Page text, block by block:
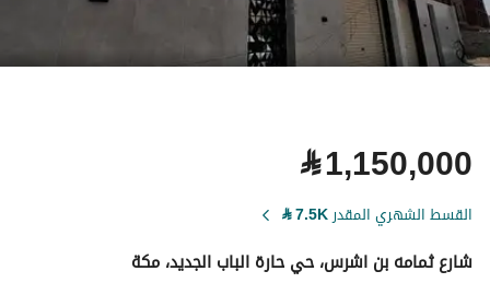
⃁1,150,000
القسط الشهري المقدر7.5K
⃁
شارع ثمامه بن اشرس، حي حارة الباب الجديد، مكة